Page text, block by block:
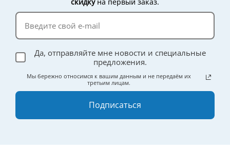
Да, отправляйте мне новости и специальные
предложения.
Мы бережно относимся к вашим данным и не передаём их
третьим лицам.
Подписаться